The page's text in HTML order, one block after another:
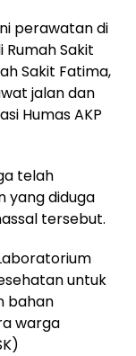
perawatan di
Sakit
Sakit Fatima,
jalan dan
Humas AKP
telah
yang diduga
tersebut.
untuk
bahan
warga